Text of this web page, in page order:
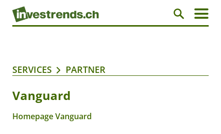
SERVICES PARTNER
Vanguard
Homepage Vanguard